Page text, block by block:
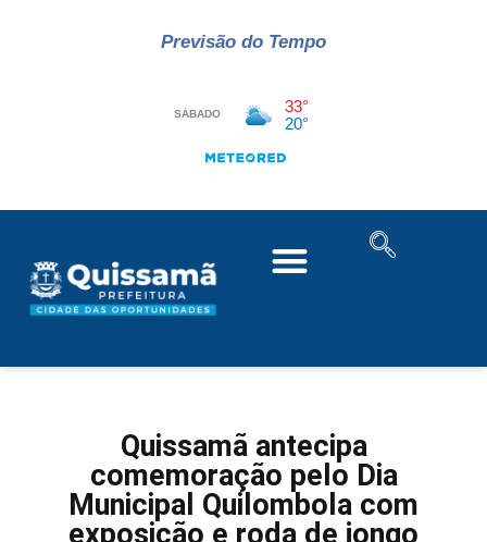
Previsão do Tempo
Quissamã antecipa
comemoração pelo Dia
Municipal Quilombola com
exposição e roda de jongo